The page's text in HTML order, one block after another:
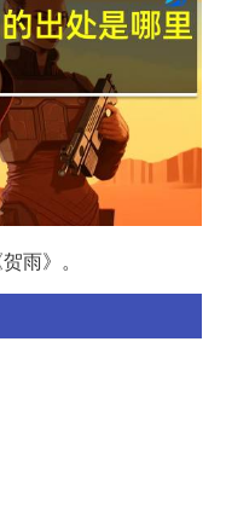
雨》。